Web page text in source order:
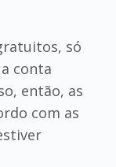
só
conta
então, as
com as